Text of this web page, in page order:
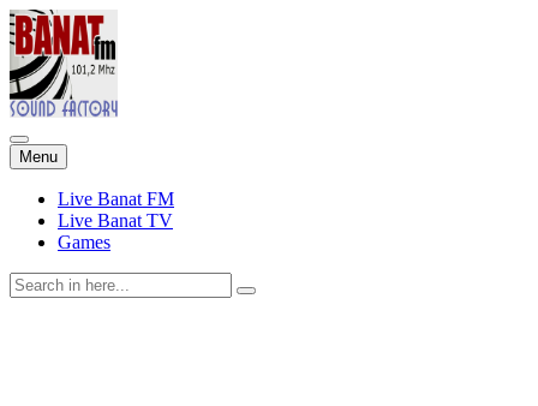
Menu Skip
to
content
Live Banat FM
Live Banat TV
Games
Search
for: